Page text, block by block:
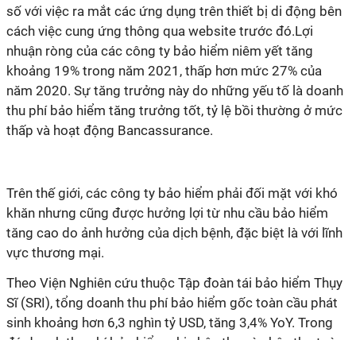
số với việc ra mắt các ứng dụng trên thiết bị di động bên
cách việc cung ứng thông qua website trước đó.Lợi
nhuận ròng của các công ty bảo hiểm niêm yết tăng
khoảng 19% trong năm 2021, thấp hơn mức 27% của
năm 2020. Sự tăng trưởng này do những yếu tố là doanh
thu phí bảo hiểm tăng trưởng tốt, tỷ lệ bồi thường ở mức
thấp và hoạt động Bancassurance.
Trên thế giới, các công ty bảo hiểm phải đối mặt với khó
khăn nhưng cũng được hưởng lợi từ nhu cầu bảo hiểm
tăng cao do ảnh hưởng của dịch bệnh, đặc biệt là với lĩnh
vực thương mại.
Theo Viện Nghiên cứu thuộc Tập đoàn tái bảo hiểm Thụy
Sĩ (SRI), tổng doanh thu phí bảo hiểm gốc toàn cầu phát
sinh khoảng hơn 6,3 nghìn tỷ USD, tăng 3,4% YoY. Trong